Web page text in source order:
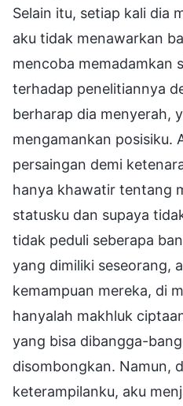
Selain itu, setiap kali dia
aku tidak menawarkan
mencoba memadamkan
terhadap penelitiannya
berharap dia menyerah,
mengamankan posisiku.
persaingan demi
hanya khawatir tentang
statusku dan supaya
tidak peduli seberapa
yang dimiliki seseorang,
kemampuan mereka, di
hanyalah makhluk
yang bisa dibangga-
disombongkan. Namun,
keterampilanku, aku